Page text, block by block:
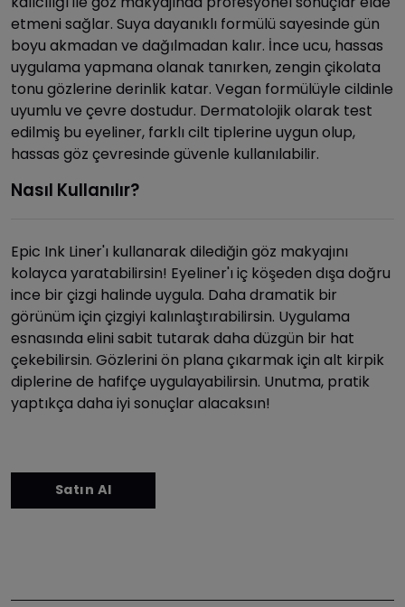
etmeni sağlar. Suya dayanıklı formülü sayesinde gün
boyu akmadan ve dağılmadan kalır. İnce ucu, hassas
uygulama yapmana olanak tanırken, zengin çikolata
tonu gözlerine derinlik katar. Vegan formülüyle cildinle
uyumlu ve çevre dostudur. Dermatolojik olarak test
edilmiş bu eyeliner, farklı cilt tiplerine uygun olup,
hassas göz çevresinde güvenle kullanılabilir.
Nasıl Kullanılır?
Epic Ink Liner'ı kullanarak dilediğin göz makyajını
kolayca yaratabilirsin! Eyeliner'ı iç köşeden dışa doğru
ince bir çizgi halinde uygula. Daha dramatik bir
görünüm için çizgiyi kalınlaştırabilirsin. Uygulama
esnasında elini sabit tutarak daha düzgün bir hat
çekebilirsin. Gözlerini ön plana çıkarmak için alt kirpik
diplerine de hafifçe uygulayabilirsin. Unutma, pratik
yaptıkça daha iyi sonuçlar alacaksın!